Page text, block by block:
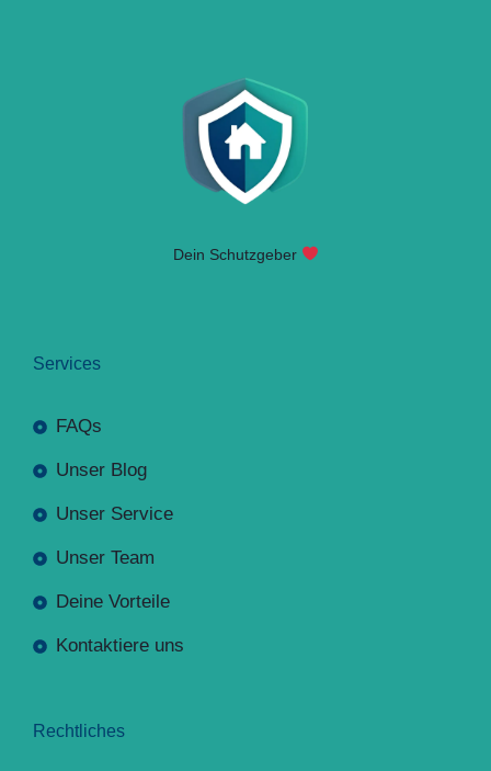
Dein Schutzgeber
Services
FAQs
Unser Blog
Unser Service
Unser Team
Deine Vorteile
Kontaktiere uns
Rechtliches